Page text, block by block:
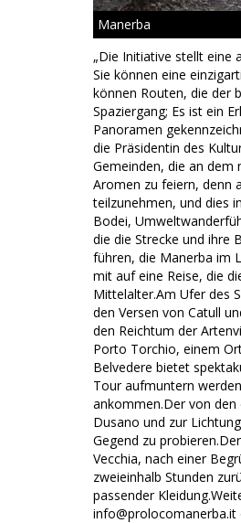
Manerba
„Die Initiative stellt eine
Sie können eine
können Routen, die der
Spaziergang; Es ist ein
Panoramen
die Präsidentin des
Gemeinden, die an
Aromen zu feiern, denn
teilzunehmen, und dies
Bodei,
die die Strecke und ihre
führen, die Manerba im
mit auf eine Reise, die
Mittelalter.Am Ufer des
den Versen von Catull
den Reichtum der
Porto Torchio, einem
Belvedere bietet
Tour aufmuntern
ankommen.Der von
Dusano und zur
Gegend zu
Vecchia, nach einer
zweieinhalb Stunden
passender